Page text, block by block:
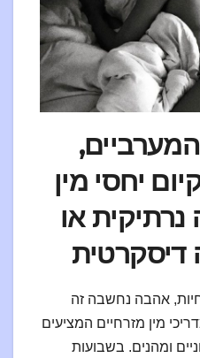
יחסי מין
או
דיסקרטית
אהבה נחשבה זה
מין מזרחיים המציעים
ומהנים. בשבועות